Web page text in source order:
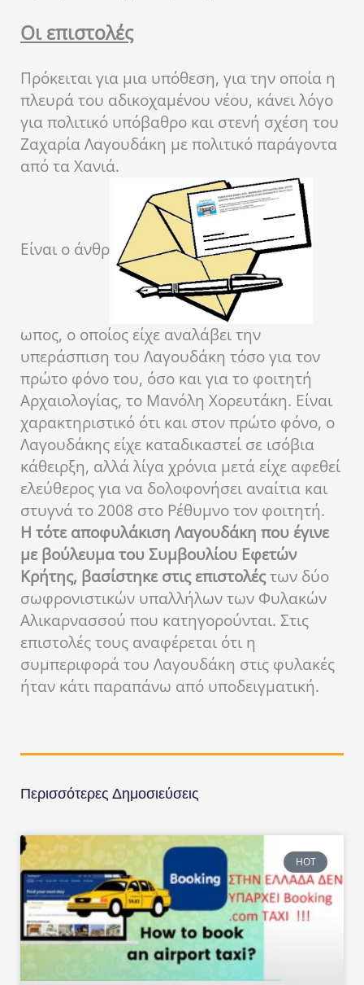
Οι επιστολές
Πρόκειται για μια υπόθεση, για την οποία η
πλευρά του αδικοχαμένου νέου, κάνει λόγο
για πολιτικό υπόβαθρο και στενή σχέση του
Ζαχαρία Λαγουδάκη με πολιτικό παράγοντα
από τα Χανιά.
Είναι ο άνθρ
ωπος, ο οποίος είχε αναλάβει την
υπεράσπιση του Λαγουδάκη τόσο για τον
πρώτο φόνο του, όσο και για το φοιτητή
Αρχαιολογίας, το Μανόλη Χορευτάκη. Είναι
χαρακτηριστικό ότι και στον πρώτο φόνο, ο
Λαγουδάκης είχε καταδικαστεί σε ισόβια
κάθειρξη, αλλά λίγα χρόνια μετά είχε αφεθεί
ελεύθερος για να δολοφονήσει αναίτια και
στυγνά το 2008 στο Ρέθυμνο τον φοιτητή.
Η τότε αποφυλάκιση Λαγουδάκη που έγινε
με βούλευμα του Συμβουλίου Εφετών
Κρήτης, βασίστηκε στις επιστολέςτων δύο
σωφρονιστικών υπαλλήλων των Φυλακών
Αλικαρνασσού που κατηγορούνται. Στις
επιστολές τους αναφέρεται ότι η
συμπεριφορά του Λαγουδάκη στις φυλακές
ήταν κάτι παραπάνω από υποδειγματική.
Περισσότερες Δημοσιεύσεις
HOT